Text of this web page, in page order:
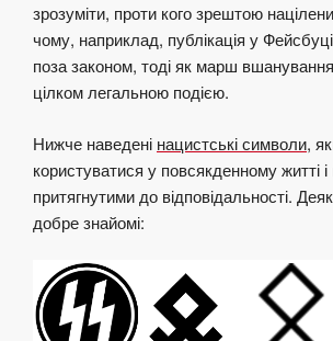
зрозуміти, проти кого зрештою
чому, наприклад, публікація у
поза законом, тоді як марш
цілком легальною подією.
Нижче наведені нацистські символи,
користуватися у повсякденному житті
притягнутими до відповідальності.
добре знайомі: